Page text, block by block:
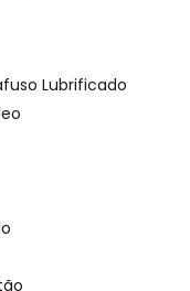
Lubrificado